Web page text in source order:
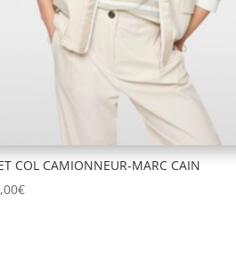
COL CAMIONNEUR-MARC CAIN
€